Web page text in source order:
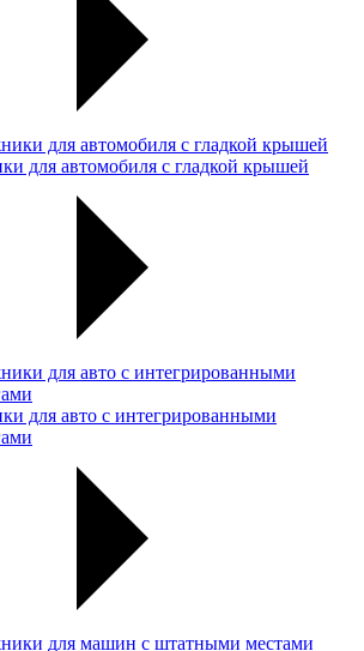
для автомобиля с гладкой крышей
для авто с интегрированными